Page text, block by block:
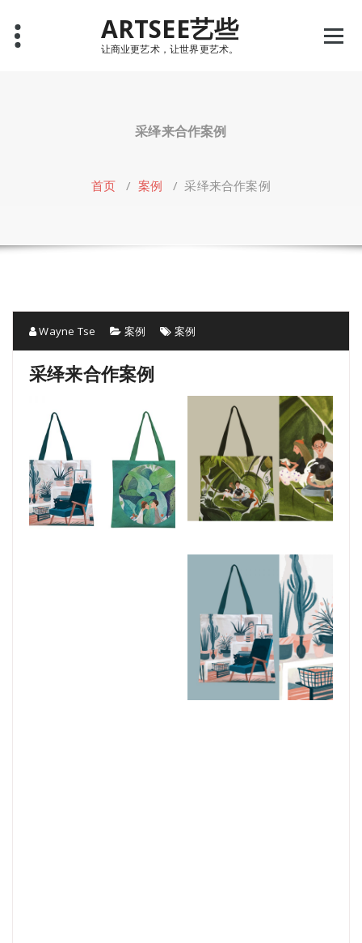
content
ARTSEE艺些
让商业更艺术，让世界更艺术。
采绎来合作案例
首页 / 案例 /采绎来合作案例
Wayne Tse 案例 案例
采绎来合作案例